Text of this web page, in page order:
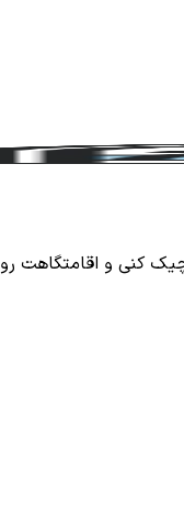
کنی و اقامتگاهت رو